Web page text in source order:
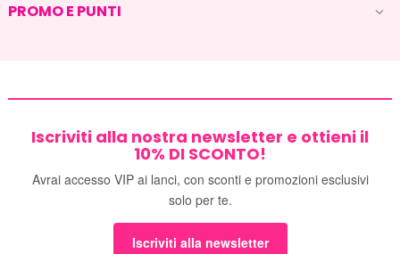
PROMO E PUNTI 
Iscriviti alla nostra newsletter e ottieni il
10% DI SCONTO!
Avrai accesso VIP ai lanci, con sconti e promozioni esclusivi
solo per te.
Iscriviti alla newsletter